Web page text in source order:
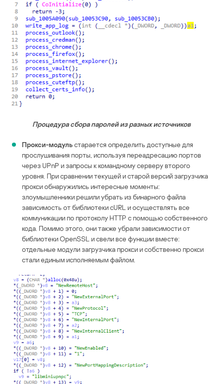
Процедура сбора паролей из разных источников
Прокси-модульстарается определить доступные для
прослушивания порты, используя переадресацию портов
через UPnP и запросы к командному серверу второго
уровня. При сравнении текущей и старой версий загрузчика
прокси обнаружились интересные моменты:
злоумышленники решили убрать из бинарного файла
зависимость от библиотеки cURL и осуществлять все
коммуникации по протоколу HTTP с помощью собственного
кода. Помимо этого, они также убрали зависимости от
библиотеки OpenSSL и свели все функции вместе:
отдельные модули загрузчика прокси и собственно прокси
стали единым исполняемым файлом.